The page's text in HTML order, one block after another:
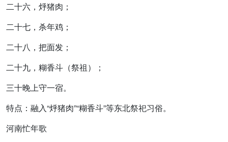
二十六，烀猪肉；
二十七，杀年鸡；
二十八，把面发；
二十九，糊香斗（祭祖）；
三十晚上守一宿。
特点：融入“烀猪肉”“糊香斗”等东北祭祀习俗。
河南忙年歌